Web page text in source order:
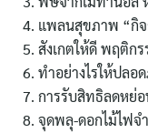
ค้นหา
สำหรับ:
แพลนสุขภาพ “กิ
สังเกตให้ดี พฤติก
ทำอย่างไรให้ปลอ
การรับสิทธิลดหย่
จุดพลุ-ดอกไม้ไฟจ